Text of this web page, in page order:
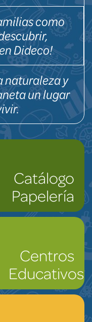
como
Dideco!
naturaleza y
un lugar
Catálogo
Papelería
Centros
Educativos